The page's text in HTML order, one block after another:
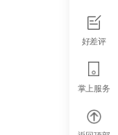
好差评
掌上服务